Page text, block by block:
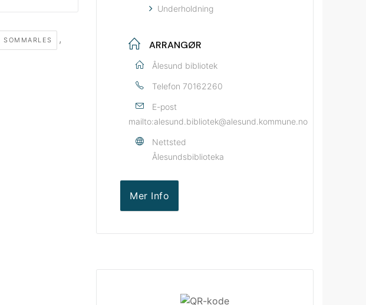
SOMMARLES ,
Underholdning
ARRANGØR
Ålesund bibliotek
Telefon 70162260
E-post
mailto:alesund.bibliotek@alesund.kommune.no
Nettsted
Ålesundsbiblioteka
Mer Info